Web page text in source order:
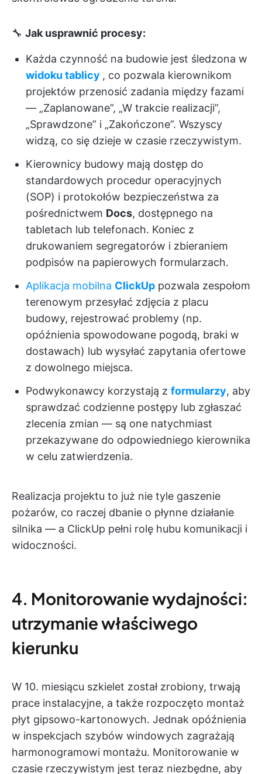
🔧 Jak usprawnić procesy:
Każda czynność na budowie jest śledzona w
widoku tablicy , co pozwala kierownikom
projektów przenosić zadania między fazami
— „Zaplanowane”, „W trakcie realizacji”,
„Sprawdzone” i „Zakończone”. Wszyscy
widzą, co się dzieje w czasie rzeczywistym.
Kierownicy budowy mają dostęp do
standardowych procedur operacyjnych
(SOP) i protokołów bezpieczeństwa za
pośrednictwem Docs, dostępnego na
tabletach lub telefonach. Koniec z
drukowaniem segregatorów i zbieraniem
podpisów na papierowych formularzach.
Aplikacja mobilna ClickUp pozwala zespołom
terenowym przesyłać zdjęcia z placu
budowy, rejestrować problemy (np.
opóźnienia spowodowane pogodą, braki w
dostawach) lub wysyłać zapytania ofertowe
z dowolnego miejsca.
Podwykonawcy korzystają z formularzy, aby
sprawdzać codzienne postępy lub zgłaszać
zlecenia zmian — są one natychmiast
przekazywane do odpowiedniego kierownika
w celu zatwierdzenia.
Realizacja projektu to już nie tyle gaszenie
pożarów, co raczej dbanie o płynne działanie
silnika — a ClickUp pełni rolę hubu komunikacji i
widoczności.
4. Monitorowanie wydajności:
utrzymanie właściwego
kierunku
W 10. miesiącu szkielet został zrobiony, trwają
prace instalacyjne, a także rozpoczęto montaż
płyt gipsowo-kartonowych. Jednak opóźnienia
w inspekcjach szybów windowych zagrażają
harmonogramowi montażu. Monitorowanie w
czasie rzeczywistym jest teraz niezbędne, aby